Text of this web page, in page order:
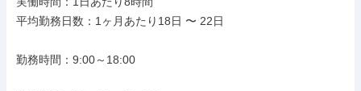
平均勤務日数：1ヶ月あたり18日 〜 22日
勤務時間：9:00～18:00